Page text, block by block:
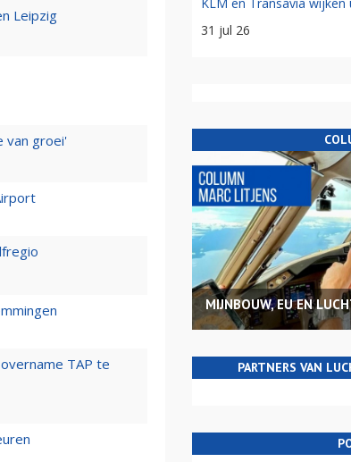
Leipzig
van groei'
TAP te
31 jul 26
MIJNBOUW, EU EN
PARTNERS VAN